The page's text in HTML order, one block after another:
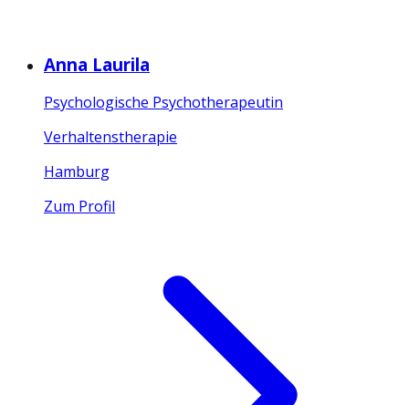
Anna Laurila
Psychologische Psychotherapeutin
Verhaltenstherapie
Hamburg
Zum Profil